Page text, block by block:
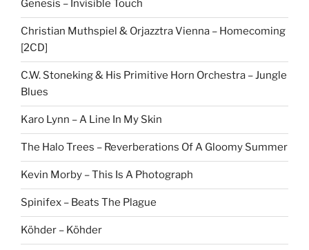
Genesis – Invisible Touch
Christian Muthspiel & Orjazztra Vienna – Homecoming
[2CD]
C.W. Stoneking & His Primitive Horn Orchestra – Jungle
Blues
Karo Lynn – A Line In My Skin
The Halo Trees – Reverberations Of A Gloomy Summer
Kevin Morby – This Is A Photograph
Spinifex – Beats The Plague
Köhder – Köhder